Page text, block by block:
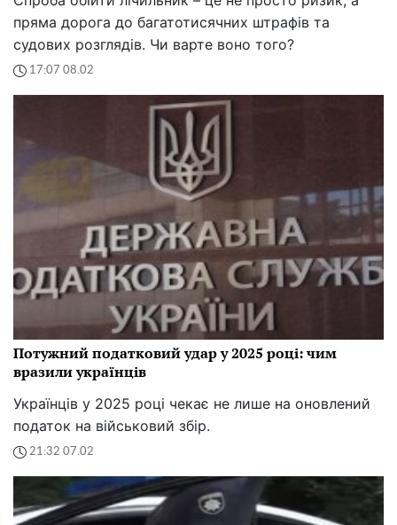
пряма дорога до багатотисячних штрафів та
судових розглядів. Чи варте воно того?
17:07 08.02
Потужний податковий удар у 2025 році: чим
вразили українців
Українців у 2025 році чекає не лише на оновлений
податок на військовий збір.
21:32 07.02